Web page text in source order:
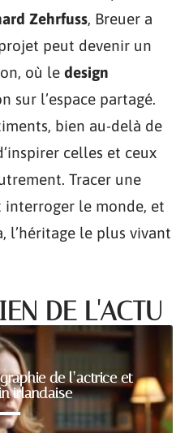
Zehrfuss, Breuer a
peut devenir un
où le design
sur l’espace partagé.
bien au-delà de
celles et ceux
Tracer une
interroger le monde, et
l’héritage le plus vivant
DE L'ACTU
de l’actrice et
irlandaise